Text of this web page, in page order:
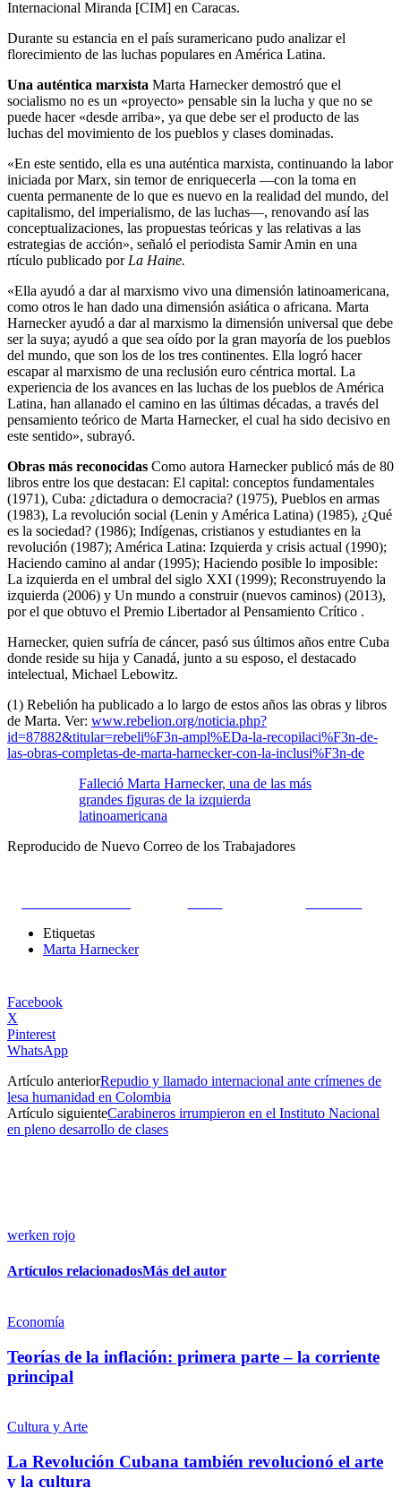
Internacional Miranda [CIM] en Caracas.
Durante su estancia en el país suramericano pudo analizar el
florecimiento de las luchas populares en América Latina.
Una auténtica marxista Marta Harnecker demostró que el
socialismo no es un «proyecto» pensable sin la lucha y que no se
puede hacer «desde arriba», ya que debe ser el producto de las
luchas del movimiento de los pueblos y clases dominadas.
«En este sentido, ella es una auténtica marxista, continuando la labor
iniciada por Marx, sin temor de enriquecerla —con la toma en
cuenta permanente de lo que es nuevo en la realidad del mundo, del
capitalismo, del imperialismo, de las luchas—, renovando así las
conceptualizaciones, las propuestas teóricas y las relativas a las
estrategias de acción», señaló el periodista Samir Amin en una
rtículo publicado porLa Haine.
«Ella ayudó a dar al marxismo vivo una dimensión latinoamericana,
como otros le han dado una dimensión asiática o africana. Marta
Harnecker ayudó a dar al marxismo la dimensión universal que debe
ser la suya; ayudó a que sea oído por la gran mayoría de los pueblos
del mundo, que son los de los tres continentes. Ella logró hacer
escapar al marxismo de una reclusión euro céntrica mortal. La
experiencia de los avances en las luchas de los pueblos de América
Latina, han allanado el camino en las últimas décadas, a través del
pensamiento teórico de Marta Harnecker, el cual ha sido decisivo en
este sentido», subrayó.
Obras más reconocidas Como autora Harnecker publicó más de 80
libros entre los que destacan: El capital: conceptos fundamentales
(1971), Cuba: ¿dictadura o democracia? (1975), Pueblos en armas
(1983), La revolución social (Lenin y América Latina) (1985), ¿Qué
es la sociedad? (1986); Indígenas, cristianos y estudiantes en la
revolución (1987); América Latina: Izquierda y crisis actual (1990);
Haciendo camino al andar (1995); Haciendo posible lo imposible:
La izquierda en el umbral del siglo XXI (1999); Reconstruyendo la
izquierda (2006) y Un mundo a construir (nuevos caminos) (2013),
por el que obtuvo el Premio Libertador al Pensamiento Crítico .
Harnecker, quien sufría de cáncer, pasó sus últimos años entre Cuba
donde reside su hija y Canadá, junto a su esposo, el destacado
intelectual, Michael Lebowitz.
(1) Rebelión ha publicado a lo largo de estos años las obras y libros
de Marta. Ver: www.rebelion.org/noticia.php?
id=87882&titular=rebeli%F3n-ampl%EDa-la-recopilaci%F3n-de-
las-obras-completas-de-marta-harnecker-con-la-inclusi%F3n-de
Falleció Marta Harnecker, una de las más
grandes figuras de la izquierda
latinoamericana
Reproducido de Nuevo Correo de los Trabajadores
Etiquetas
Marta Harnecker
Facebook
X
Pinterest
WhatsApp
Artículo anteriorRepudio y llamado internacional ante crímenes de
lesa humanidad en Colombia
Artículo siguienteCarabineros irrumpieron en el Instituto Nacional
en pleno desarrollo de clases
werken rojo
Artículos relacionadosMás del autor
Economía
Teorías de la inflación: primera parte – la corriente
principal
Cultura y Arte
La Revolución Cubana también revolucionó el arte
y la cultura